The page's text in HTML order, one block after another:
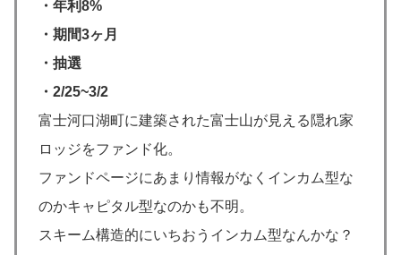
・年利8%
・期間3ヶ月
・抽選
・2/25~3/2
富士河口湖町に建築された富士山が見える隠れ家
ロッジをファンド化。
ファンドページにあまり情報がなくインカム型な
のかキャピタル型なのかも不明。
スキーム構造的にいちおうインカム型なんかな？